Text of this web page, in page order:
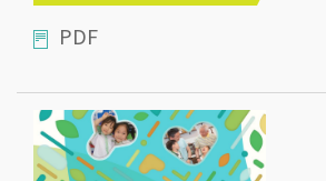
PDF